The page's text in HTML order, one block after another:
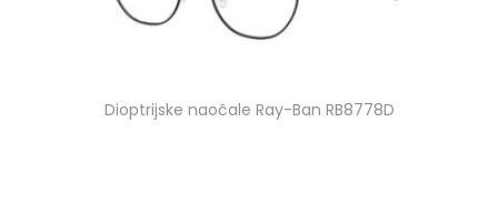
Dioptrijske naočale Ray-Ban RB8778D